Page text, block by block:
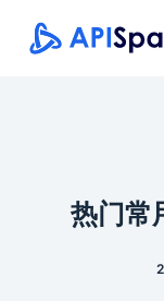
跳
过
热门常